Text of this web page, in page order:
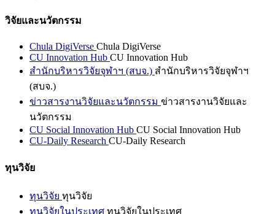
วิจัยและนวัตกรรม
Chula DigiVerse Chula DigiVerse
CU Innovation Hub CU Innovation Hub
สำนักบริหารวิจัยจุฬาฯ (สบจ.) สำนักบริหารวิจัยจุฬาฯ
(สบจ.)
ข่าวสารงานวิจัยและนวัตกรรม ข่าวสารงานวิจัยและ
นวัตกรรม
CU Social Innovation Hub CU Social Innovation Hub
CU-Daily Research CU-Daily Research
ทุนวิจัย
ทุนวิจัย ทุนวิจัย
ทุนวิจัยในประเทศ ทุนวิจัยในประเทศ